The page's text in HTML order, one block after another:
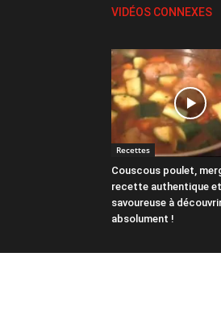
VIDÉOS CONNEXES
Recettes
Couscous poulet,
recette authentique et
savoureuse à
absolument !